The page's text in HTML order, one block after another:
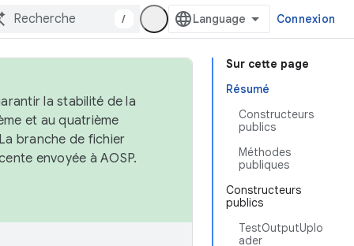
/ Connexion
Sur cette page
Résumé
Constructeurs
publics
Méthodes
publiques
Constructeurs
publics
TestOutputUplo
ader
la stabilité de la
et au quatrième
branche de fichier
envoyée à AOSP.